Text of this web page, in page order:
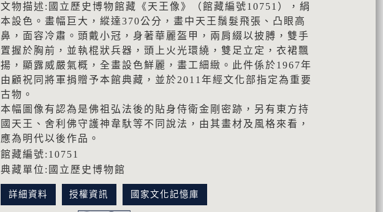
文物描述:國立歷史博物館藏《天王像》（館藏編號10751），絹
本設色。畫幅巨大，縱達370公分，畫中天王鬚髮飛張、凸眼高
鼻，面容冷肅。頭戴小冠，身著華麗盔甲，兩肩綴以披膊，雙手
置握於胸前，並執棍狀兵器，頭上火光環繞，雙足立定，衣裙飄
揚，顯露威嚴氣概，全畫設色鮮麗，畫工細緻。此件係於1967年
由顧祝同將軍捐贈予本館典藏，並於2011年經文化部指定為重要
古物。
本幅圖像有認為是佛祖弘法後的貼身侍衛金剛密跡，另有東方持
國天王、舍利佛守護神韋馱等不同說法，由其畫材及風格來看，
應為明代以後作品。
館藏編號:10751
典藏單位:國立歷史博物館
詳細資料 授權資訊 國家文化記憶庫